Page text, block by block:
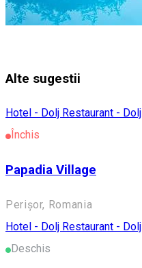
Alte sugestii
Hotel - Dolj Restaurant - Dolj
Închis
Papadia Village
Perișor, Romania
Hotel - Dolj Restaurant - Dolj
Deschis